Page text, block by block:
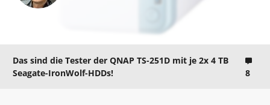
Das sind die Tester der QNAP TS-251D mit je 2x 4 TB
Seagate-IronWolf-HDDs!
8